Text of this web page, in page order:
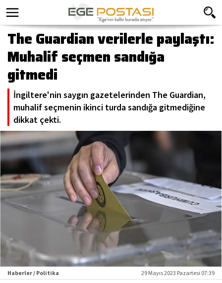
The Guardian verilerle paylaştı:
Muhalif seçmen sandığa
gitmedi
İngiltere'nin saygın gazetelerinden The Guardian,
muhalif seçmenin ikinci turda sandığa gitmediğine
dikkat çekti.
Haberler / Politika 29 Mayıs 2023 Pazartesi 07:39